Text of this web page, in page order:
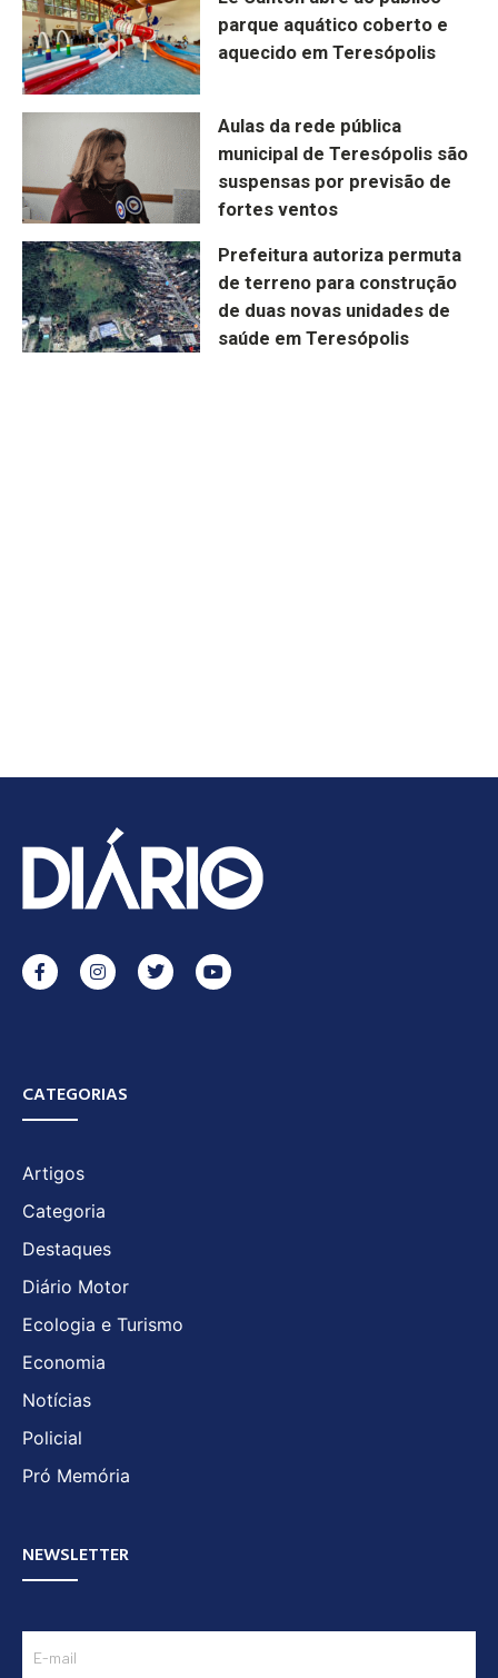
parque aquático coberto e
aquecido em Teresópolis
Aulas da rede pública
municipal de Teresópolis são
suspensas por previsão de
fortes ventos
Prefeitura autoriza permuta
de terreno para construção
de duas novas unidades de
saúde em Teresópolis
CATEGORIAS
Artigos
Categoria
Destaques
Diário Motor
Ecologia e Turismo
Economia
Notícias
Policial
Pró Memória
NEWSLETTER